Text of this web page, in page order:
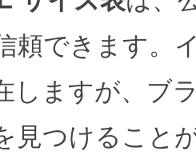
頼できます。
しますが、ブ
見つけること